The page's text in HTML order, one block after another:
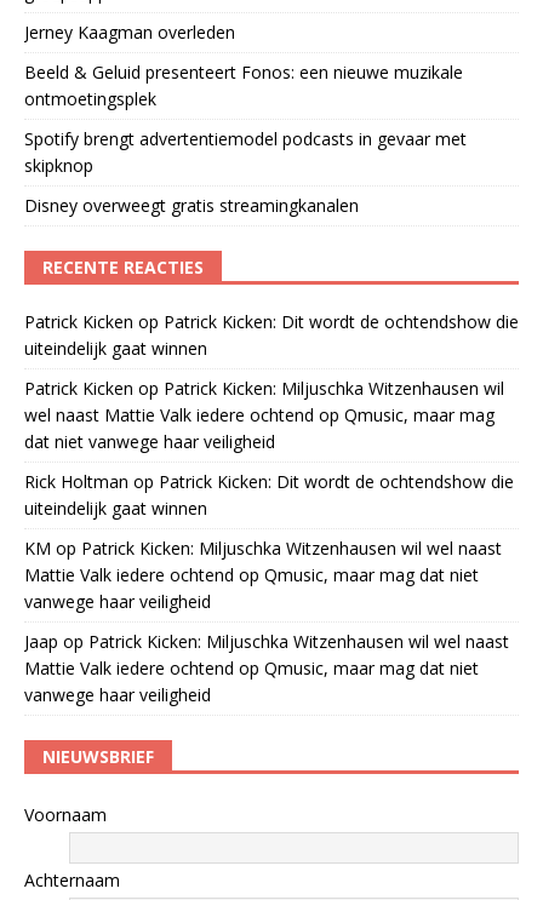
Jerney Kaagman overleden
Beeld & Geluid presenteert Fonos: een nieuwe muzikale
ontmoetingsplek
Spotify brengt advertentiemodel podcasts in gevaar met
skipknop
Disney overweegt gratis streamingkanalen
RECENTE REACTIES
Patrick Kicken op Patrick Kicken: Dit wordt de ochtendshow die
uiteindelijk gaat winnen
Patrick Kicken op Patrick Kicken: Miljuschka Witzenhausen wil
wel naast Mattie Valk iedere ochtend op Qmusic, maar mag
dat niet vanwege haar veiligheid
Rick Holtman op Patrick Kicken: Dit wordt de ochtendshow die
uiteindelijk gaat winnen
KM op Patrick Kicken: Miljuschka Witzenhausen wil wel naast
Mattie Valk iedere ochtend op Qmusic, maar mag dat niet
vanwege haar veiligheid
Jaap op Patrick Kicken: Miljuschka Witzenhausen wil wel naast
Mattie Valk iedere ochtend op Qmusic, maar mag dat niet
vanwege haar veiligheid
NIEUWSBRIEF
Voornaam
Achternaam